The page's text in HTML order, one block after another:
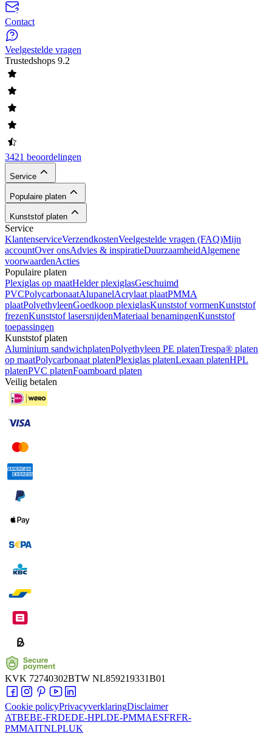
Contact
Veelgestelde vragen
Trustedshops 9.2
3421 beoordelingen
Service
Populaire platen
Kunststof platen
Service
KlantenserviceVerzendkostenVeelgestelde vragen (FAQ)Mijn
accountOver onsAdvies & inspiratieDuurzaamheidAlgemene
voorwaardenActies
Populaire platen
Plexiglas op maatHelder plexiglasGeschuimd
PVCPolycarbonaatAlupanelAcrylaat plaatPMMA
plaatPolyethyleenGoedkoop plexiglasKunststof vormenKunststof
frezenKunststof lasersnijdenMateriaal benamingenKunststof
toepassingen
Kunststof platen
Aluminium sandwichplatenPolyethyleen PE platenTrespa® platen
op maatPolycarbonaat platenPlexiglas platenLexaan platenHPL
platenPVC platenFoamboard platen
Veilig betalen
KVK 72740302BTW NL859219331B01
Cookie policyPrivacyverklaringDisclaimer
ATBEBE-FRDEDE-HPLDE-PMMAESFRFR-
PMMAITNLPLUK